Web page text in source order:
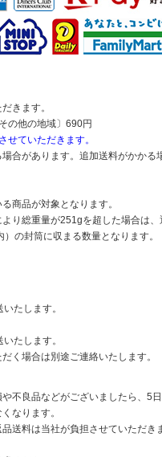
きます。
の他の地域〕690円
ていただきます。
合があります。追加送料がかかる
商品が対象となります。
り総重量が251gを超した場合は
の封筒に収まる数量となります。
たします。
たします。
く場合は別途ご連絡いたします。
不良品などがございましたら、5
なります。
送料は当社が負担させていただ